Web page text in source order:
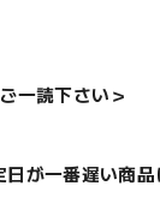
一読下さい＞
が一番遅い商